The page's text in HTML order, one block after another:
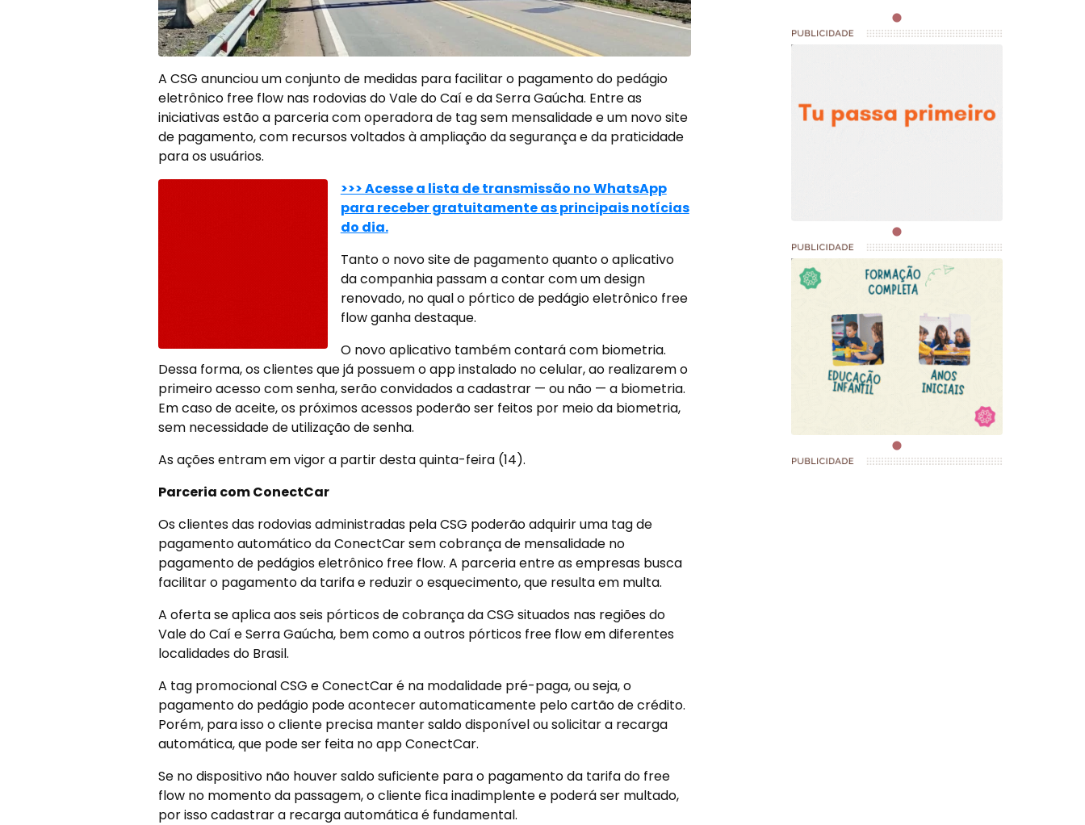
A CSG anunciou um conjunto de medidas para facilitar o pagamento do pedágio
eletrônico free flow nas rodovias do Vale do Caí e da Serra Gaúcha. Entre as
iniciativas estão a parceria com operadora de tag sem mensalidade e um novo site
de pagamento, com recursos voltados à ampliação da segurança e da praticidade
para os usuários.
>>> Acesse a lista de transmissão no WhatsApp
para receber gratuitamente as principais notícias
do dia.
Tanto o novo site de pagamento quanto o aplicativo
da companhia passam a contar com um design
renovado, no qual o pórtico de pedágio eletrônico free
flow ganha destaque.
O novo aplicativo também contará com biometria.
Dessa forma, os clientes que já possuem o app instalado no celular, ao realizarem o
primeiro acesso com senha, serão convidados a cadastrar — ou não — a biometria.
Em caso de aceite, os próximos acessos poderão ser feitos por meio da biometria,
sem necessidade de utilização de senha.
As ações entram em vigor a partir desta quinta-feira (14).
Parceria com ConectCar
Os clientes das rodovias administradas pela CSG poderão adquirir uma tag de
pagamento automático da ConectCar sem cobrança de mensalidade no
pagamento de pedágios eletrônico free flow. A parceria entre as empresas busca
facilitar o pagamento da tarifa e reduzir o esquecimento, que resulta em multa.
A oferta se aplica aos seis pórticos de cobrança da CSG situados nas regiões do
Vale do Caí e Serra Gaúcha, bem como a outros pórticos free flow em diferentes
localidades do Brasil.
A tag promocional CSG e ConectCar é na modalidade pré-paga, ou seja, o
pagamento do pedágio pode acontecer automaticamente pelo cartão de crédito.
Porém, para isso o cliente precisa manter saldo disponível ou solicitar a recarga
automática, que pode ser feita no app ConectCar.
Se no dispositivo não houver saldo suficiente para o pagamento da tarifa do free
flow no momento da passagem, o cliente fica inadimplente e poderá ser multado,
por isso cadastrar a recarga automática é fundamental.